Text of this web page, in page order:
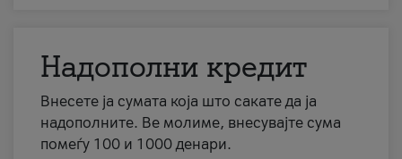
Надополни кредит
Внесете ја сумата која што сакате да ја
надополните. Ве молиме, внесувајте сума
помеѓу 100 и 1000 денари.